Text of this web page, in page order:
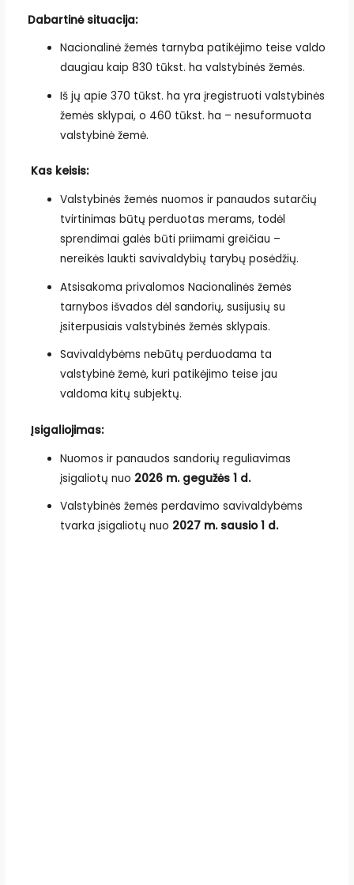
Dabartinė situacija:
Nacionalinė žemės tarnyba patikėjimo teise valdo
daugiau kaip 830 tūkst. ha valstybinės žemės.
Iš jų apie 370 tūkst. ha yra įregistruoti valstybinės
žemės sklypai, o 460 tūkst. ha – nesuformuota
valstybinė žemė.
Kas keisis:
Valstybinės žemės nuomos ir panaudos sutarčių
tvirtinimas būtų perduotas merams, todėl
sprendimai galės būti priimami greičiau –
nereikės laukti savivaldybių tarybų posėdžių.
Atsisakoma privalomos Nacionalinės žemės
tarnybos išvados dėl sandorių, susijusių su
įsiterpusiais valstybinės žemės sklypais.
Savivaldybėms nebūtų perduodama ta
valstybinė žemė, kuri patikėjimo teise jau
valdoma kitų subjektų.
Įsigaliojimas:
Nuomos ir panaudos sandorių reguliavimas
įsigaliotų nuo 2026 m. gegužės 1 d.
Valstybinės žemės perdavimo savivaldybėms
tvarka įsigaliotų nuo 2027 m. sausio 1 d.